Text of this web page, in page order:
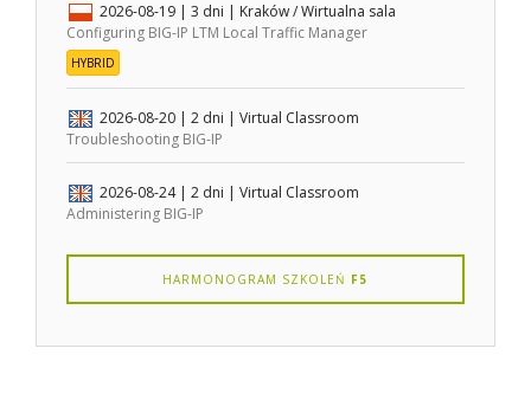
2026-08-19 | 3 dni | Kraków / Wirtualna sala
Configuring BIG-IP LTM Local Traffic Manager
HYBRID
2026-08-20 | 2 dni | Virtual Classroom
Troubleshooting BIG-IP
2026-08-24 | 2 dni | Virtual Classroom
Administering BIG-IP
HARMONOGRAM SZKOLEŃ F5